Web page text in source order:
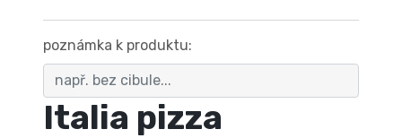
poznámka k produktu:
Italia pizza